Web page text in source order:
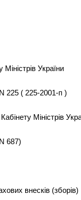
України
225 ( 225-2001-п )
Міністрів
687)
внесків (зборів)